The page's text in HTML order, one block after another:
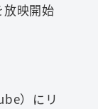
放映開始
）にリ